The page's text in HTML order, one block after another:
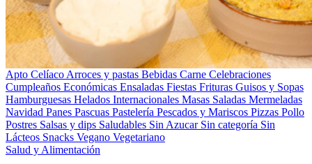
Apto Celíaco Arroces y pastas Bebidas Carne Celebraciones
Cumpleaños Económicas Ensaladas Fiestas Frituras Guisos y Sopas
Hamburguesas Helados Internacionales Masas Saladas Mermeladas
Navidad Panes Pascuas Pastelería Pescados y Mariscos Pizzas Pollo
Postres Salsas y dips Saludables Sin Azucar Sin categoría Sin
Lácteos Snacks Vegano Vegetariano
Salud y Alimentación